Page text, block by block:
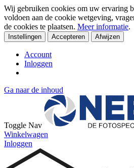
Wij gebruiken cookies om uw ervaring
voldoen aan de cookie wetgeving,
de cookies te plaatsen. Meer informatie.
Instellingen Accepteren Afwijzen
Account
Inloggen
Ga naar de inhoud
Toggle Nav
Winkelwagen
Inloggen